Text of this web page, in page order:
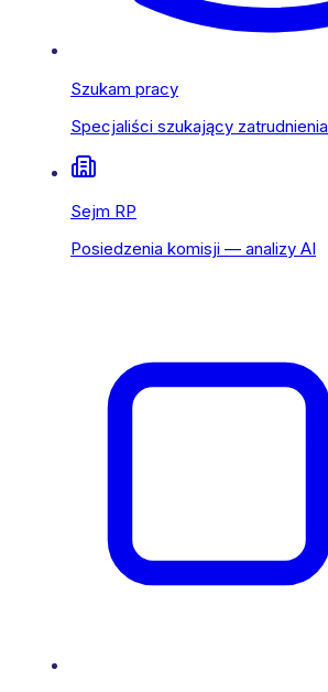
Szukam pracy
Specjaliści szukający zatrudnienia
Sejm RP
Posiedzenia komisji — analizy AI